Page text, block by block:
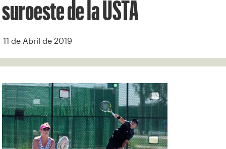
suroeste de la USTA
11 de Abril de 2019